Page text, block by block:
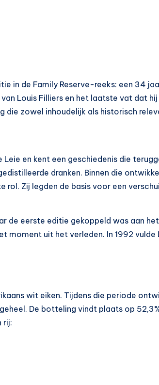
in de Family Reserve-reeks: een 34
Louis Filliers en het laatste vat dat
die zowel inhoudelijk als historisch
en kent een geschiedenis die
dranken. Binnen die
rol. Zij legden de basis voor een
de eerste editie gekoppeld was aan
moment uit het verleden. In 1992 vulde
wit eiken. Tijdens die periode
De botteling vindt plaats op
rij: